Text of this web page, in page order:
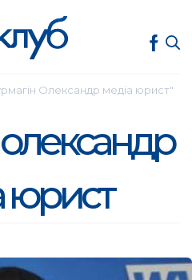
Олександр медіа юрист"
юрист